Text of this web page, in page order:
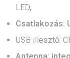
LED,
Csatlakozás:
USB illesztő: